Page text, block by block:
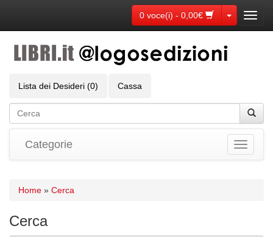
0 voce(i) - 0,00€ Toggle
Lista dei Desideri (0) Cassa
Toggle
Categorie
Home » Cerca
Cerca